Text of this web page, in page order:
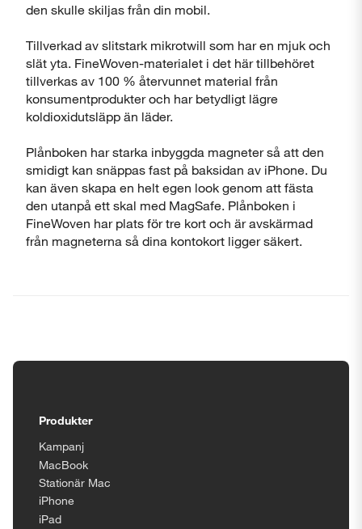
den skulle skiljas från din mobil.
Tillverkad av slitstark mikrotwill som har en mjuk och
slät yta. FineWoven-materialet i det här tillbehöret
tillverkas av 100 % återvunnet material från
konsumentprodukter och har betydligt lägre
koldioxidutsläpp än läder.
Plånboken har starka inbyggda magneter så att den
smidigt kan snäppas fast på baksidan av iPhone. Du
kan även skapa en helt egen look genom att fästa
den utanpå ett skal med MagSafe. Plånboken i
FineWoven har plats för tre kort och är avskärmad
från magneterna så dina kontokort ligger säkert.
Produkter
Kampanj
MacBook
Stationär Mac
iPhone
iPad